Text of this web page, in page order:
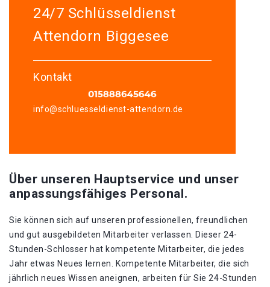
24/7 Schlüsseldienst
Attendorn Biggesee
Kontakt
info@schluesseldienst-attendorn.de
Über unseren Hauptservice und unser
anpassungsfähiges Personal.
Sie können sich auf unseren professionellen, freundlichen
und gut ausgebildeten Mitarbeiter verlassen. Dieser 24-
Stunden-Schlosser hat kompetente Mitarbeiter, die jedes
Jahr etwas Neues lernen. Kompetente Mitarbeiter, die sich
jährlich neues Wissen aneignen, arbeiten für Sie 24-Stunden